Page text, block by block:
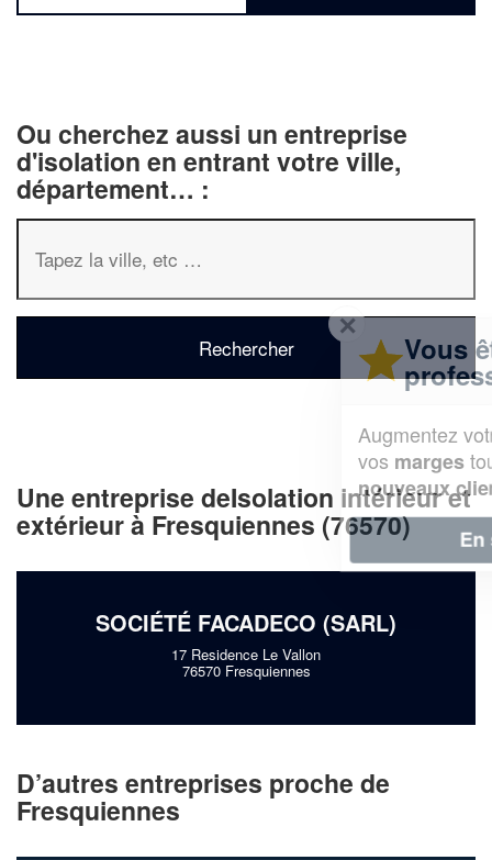
Ou cherchez aussi un entreprise
d'isolation en entrant votre ville,
département… :
Une entreprise deIsolation intérieur et
extérieur à Fresquiennes (76570)
SOCIÉTÉ FACADECO (SARL)
17 Residence Le Vallon
76570 Fresquiennes
D’autres entreprises proche de
Fresquiennes
✕
Vous êtes un
professionnel ?
chiffre d'affaireset
tout en gagnant de
nouveaux clients!
En savoir plus